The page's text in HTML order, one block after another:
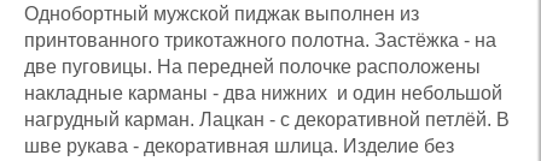
Однобортный мужской пиджак выполнен из
принтованного трикотажного полотна. Застёжка - на
две пуговицы. На передней полочке расположены
накладные карманы - два нижних и один небольшой
нагрудный карман. Лацкан - с декоративной петлёй. В
шве рукава - декоративная шлица. Изделие без